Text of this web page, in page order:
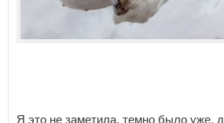
Я это не заметила, темно было уже,